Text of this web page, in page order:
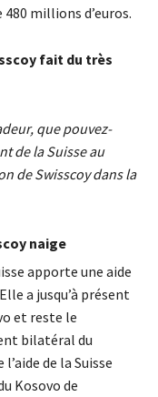
millions d’euros.
fait du très
que pouvez-
de la Suisse au
de Swisscoy dans la
apporte une aide
a jusqu’à présent
et reste le
bilatéral du
de la Suisse
Kosovo de